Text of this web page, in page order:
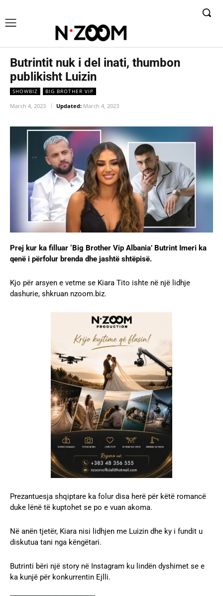
Butrintit nuk i del inati, thumbon
publikisht Luizin
SHOWBIZ BIG BROTHER VIP
March 4, 2023 Updated: March 4, 2023
Prej kur ka filluar ‘Big Brother Vip Albania’ Butrint Imeri ka
qenë i përfolur brenda dhe jashtë shtëpisë.
Kjo për arsyen e vetme se Kiara Tito ishte në një lidhje
dashurie, shkruan nzoom.biz.
Prezantuesja shqiptare ka folur disa herë për këtë romancë
duke lënë të kuptohet se po e vuan akoma.
Në anën tjetër, Kiara nisi lidhjen me Luizin dhe ky i fundit u
diskutua tani nga këngëtari.
Butrinti bëri një story në Instagram ku lindën dyshimet se e
ka kunjë për konkurrentin Ejlli.